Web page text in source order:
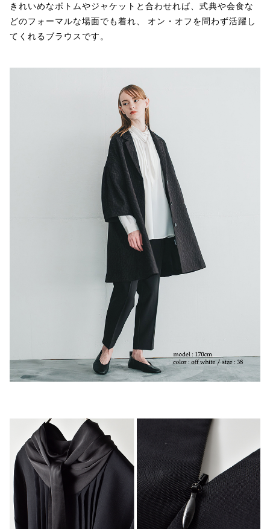
きれいめなボトムやジャケットと合わせれば、式典や会食な
どのフォーマルな場面でも着れ、 オン・オフを問わず活躍し
てくれるブラウスです。